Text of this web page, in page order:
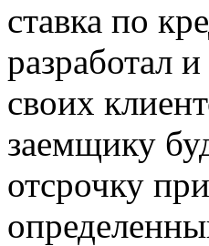
ставка по
разработал
своих
заемщику
отсрочку